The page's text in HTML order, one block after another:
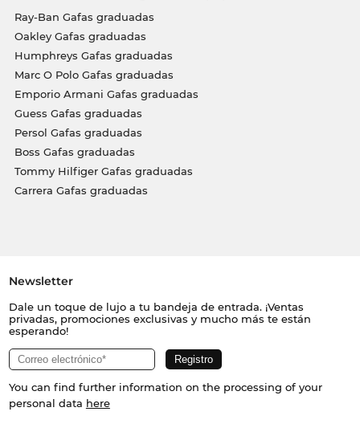
Ray-Ban Gafas graduadas
Oakley Gafas graduadas
Humphreys Gafas graduadas
Marc O Polo Gafas graduadas
Emporio Armani Gafas graduadas
Guess Gafas graduadas
Persol Gafas graduadas
Boss Gafas graduadas
Tommy Hilfiger Gafas graduadas
Carrera Gafas graduadas
Newsletter
Dale un toque de lujo a tu bandeja de entrada. ¡Ventas
privadas, promociones exclusivas y mucho más te están
esperando!
You can find further information on the processing of your
personal data here